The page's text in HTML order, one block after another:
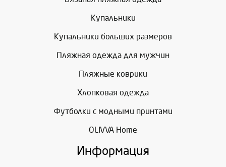
Купальники
Купальники больших размеров
Пляжная одежда для мужчин
Пляжные коврики
Хлопковая одежда
Футболки с модными принтами
OLIVVA Home
Информация